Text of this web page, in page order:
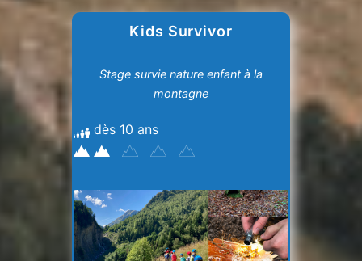
Kids Survivor
Stage survie nature enfant à la
montagne
dès 10 ans